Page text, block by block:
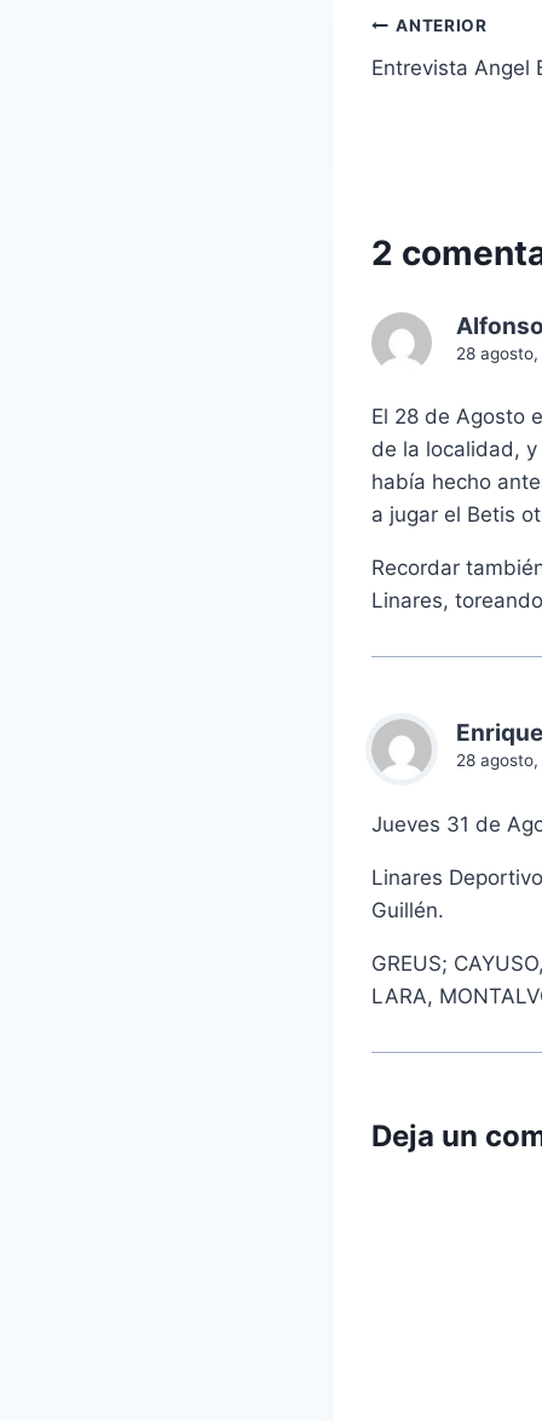
Navegación
de
ANTERIOR
Entrevista Angel
2
28
El 28 de Agosto
de la localidad,
había hecho
a jugar el Betis
Recordar
Linares,
28
Jueves 31 de
Linares
Guillén.
GREUS;
LARA,
Deja un